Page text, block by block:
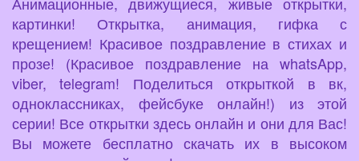
картинки! Открытка, анимация, гифка с
крещением! Красивое поздравление в стихах и
прозе! (Красивое поздравление на whatsApp,
viber, telegram! Поделиться открыткой в вк,
одноклассниках, фейсбуке онлайн!) из этой
серии! Все открытки здесь онлайн и они для Вас!
Вы можете бесплатно скачать их в высоком